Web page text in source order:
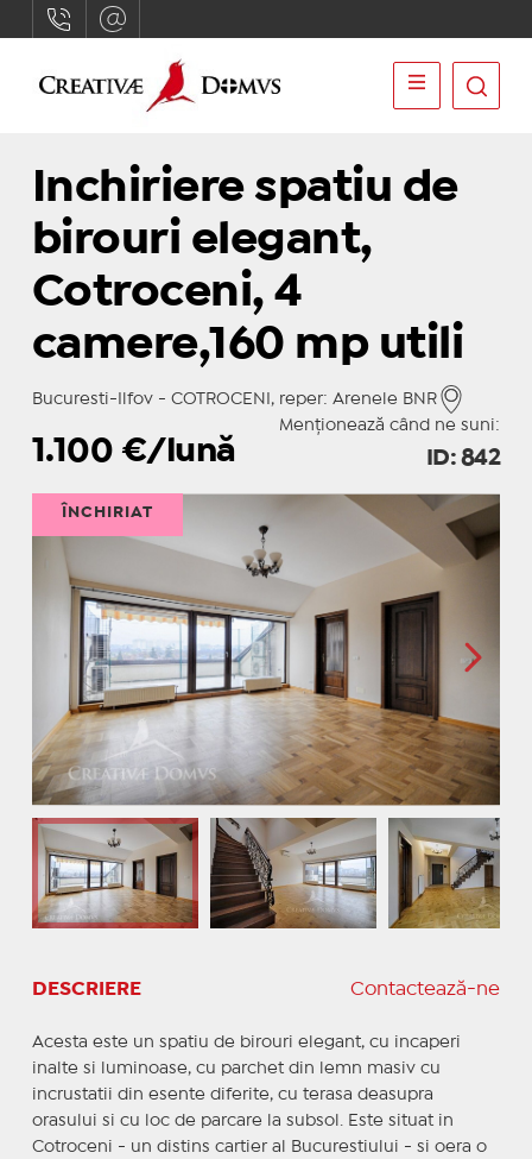
Inchiriere spatiu de
birouri elegant,
Cotroceni, 4
camere,160 mp utili
Bucuresti-Ilfov - COTROCENI, reper: Arenele BNR
Menționează când ne suni:
1.100 €/lună ID: 842
ÎNCHIRIAT
DESCRIERE Contactează-ne
Acesta este un spatiu de birouri elegant, cu incaperi
inalte si luminoase, cu parchet din lemn masiv cu
incrustatii din esente diferite, cu terasa deasupra
orasului si cu loc de parcare la subsol. Este situat in
Cotroceni - un distins cartier al Bucurestiului - si oera o